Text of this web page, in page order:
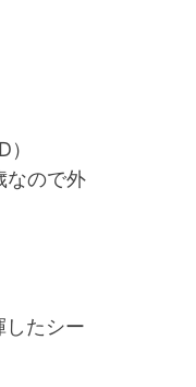
なので外
したシー